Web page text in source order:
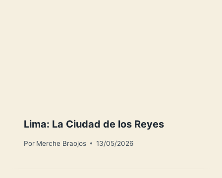
Lima: La Ciudad de los Reyes
Por Merche Braojos 13/05/2026